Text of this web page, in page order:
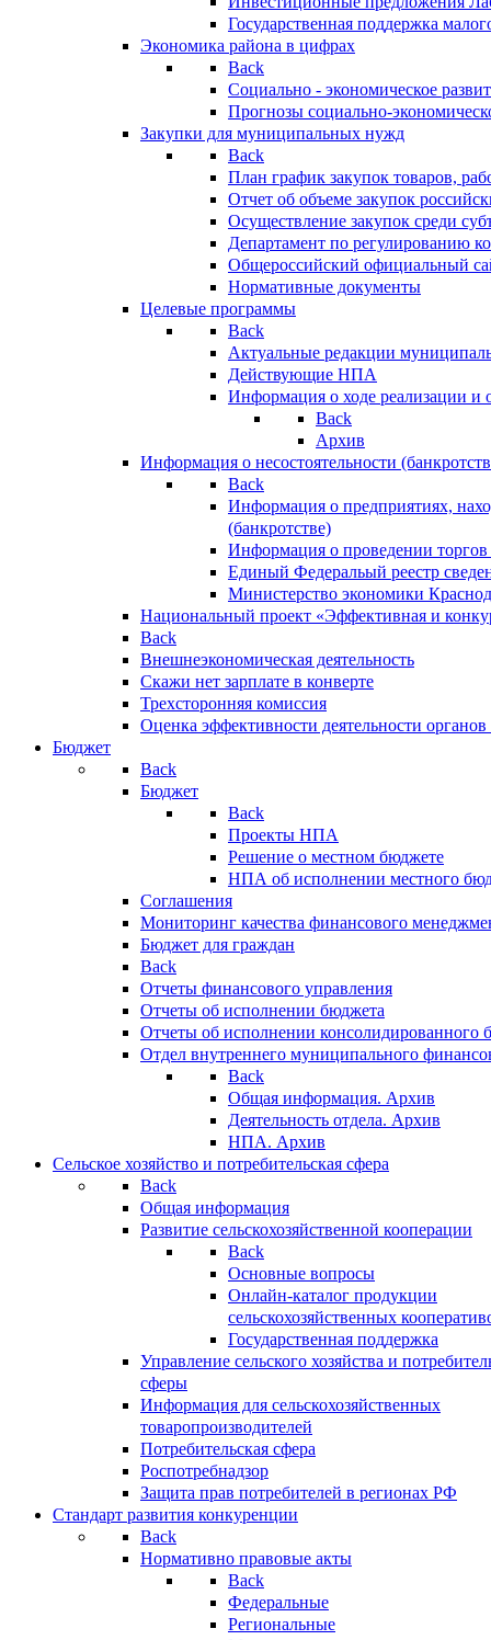
Государственная поддержка
Экономика района в цифрах
Back
Социально - экономическое
Прогнозы социально-
Закупки для муниципальных нужд
Back
План график закупок товаров,
Отчет об объеме закупок
Осуществление закупок среди
Департамент по регулированию
Общероссийский официальный
Нормативные документы
Целевые программы
Back
Актуальные редакции
Действующие НПА
Информация о ходе реализации
Back
Архив
Информация о несостоятельности
Back
Информация о предприятиях,
(банкротстве)
Информация о проведении
Единый Федеральый реестр
Министерство экономики
Национальный проект «Эффективная и
Back
Внешнеэкономическая деятельность
Скажи нет зарплате в конверте
Трехсторонняя комиссия
Оценка эффективности деятельности
Бюджет
Back
Бюджет
Back
Проекты НПА
Решение о местном бюджете
НПА об исполнении местного
Соглашения
Мониторинг качества финансового
Бюджет для граждан
Back
Отчеты финансового управления
Отчеты об исполнении бюджета
Отчеты об исполнении консолидированного
Отдел внутреннего муниципального
Back
Общая информация. Архив
Деятельность отдела. Архив
НПА. Архив
Сельское хозяйство и потребительская сфера
Back
Общая информация
Развитие сельскохозяйственной кооперации
Back
Основные вопросы
Онлайн-каталог продукции
сельскохозяйственных
Государственная поддержка
Управление сельского хозяйства и
сферы
Информация для сельскохозяйственных
товаропроизводителей
Потребительская сфера
Роспотребнадзор
Защита прав потребителей в регионах РФ
Стандарт развития конкуренции
Back
Нормативно правовые акты
Back
Федеральные
Региональные